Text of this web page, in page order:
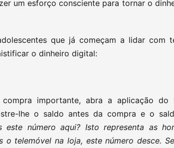
um esforço consciente para tornar o
que já começam a lidar com
o dinheiro digital:
importante, abra a aplicação do
lhe o saldo antes da compra e o
este número aqui? Isto representa as
o telemóvel na loja, este número desce.